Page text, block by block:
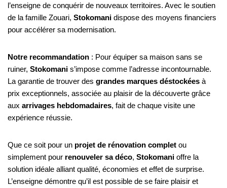
l’enseigne de conquérir de nouveaux territoires. Avec le soutien
de la famille Zouari, Stokomani dispose des moyens financiers
pour accélérer sa modernisation.
Notre recommandation : Pour équiper sa maison sans se
ruiner, Stokomani s’impose comme l’adresse incontournable.
La garantie de trouver des grandes marques déstockées à
prix exceptionnels, associée au plaisir de la découverte grâce
aux arrivages hebdomadaires, fait de chaque visite une
expérience réussie.
Que ce soit pour un projet de rénovation complet ou
simplement pour renouveler sa déco, Stokomani offre la
solution idéale alliant qualité, économies et effet de surprise.
L’enseigne démontre qu’il est possible de se faire plaisir et